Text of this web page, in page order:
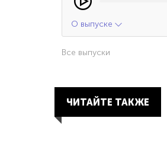
О выпуске
Все выпуски
ЧИТАЙТЕ ТАКЖЕ